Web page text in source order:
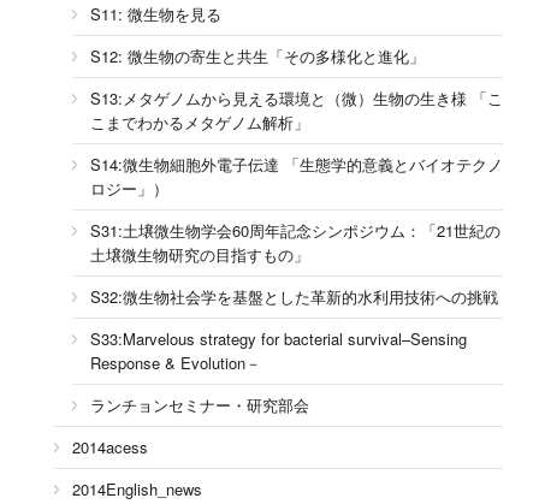
S11: 微生物を見る
S12: 微生物の寄生と共生「その多様化と進化」
S13:メタゲノムから見える環境と（微）生物の生き様 「こ
こまでわかるメタゲノム解析」
S14:微生物細胞外電子伝達 「生態学的意義とバイオテクノ
ロジー」）
S31:土壌微生物学会60周年記念シンポジウム：「21世紀の
土壌微生物研究の目指すもの」
S32:微生物社会学を基盤とした革新的水利用技術への挑戦
S33:Marvelous strategy for bacterial survival–Sensing
Response & Evolution－
ランチョンセミナー・研究部会
2014acess
2014English_news